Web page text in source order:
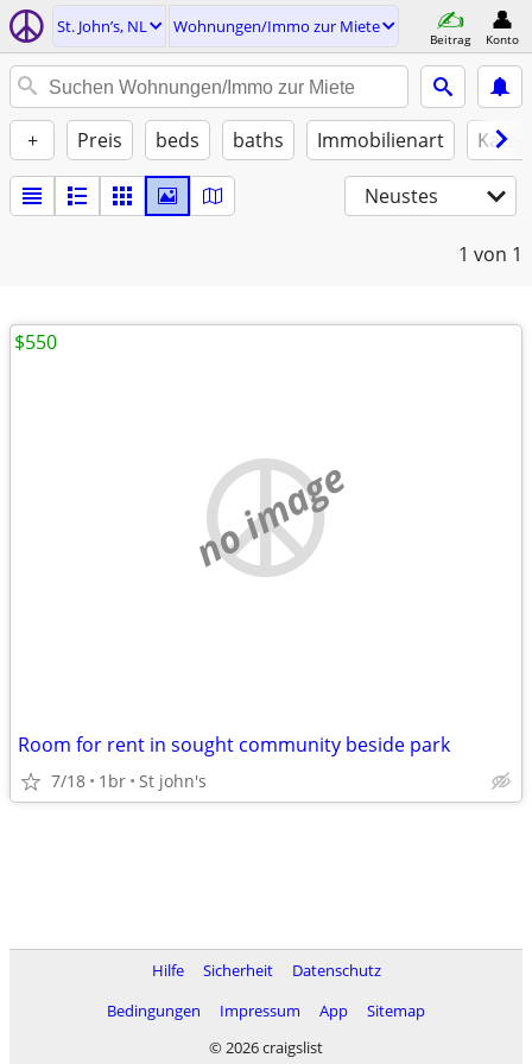
St. John’s, NL Wohnungen/Immo zur Miete
Beitrag Konto
+ Preis beds baths Immobilienart
Neustes
1 von 1
no image
Room for rent in sought community beside park
7/18 1br St john's
$550
Hilfe Sicherheit
Datenschutz
Bedingungen
Impressum App
Sitemap
© 2026 craigslist